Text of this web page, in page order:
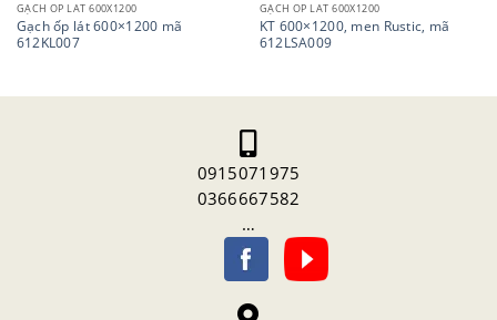
GẠCH ỐP LÁT 600X1200
Gạch ốp lát 600×1200 mã
612KL007
GẠCH ỐP LÁT 600X1200
KT 600×1200, men Rustic, mã
612LSA009
0915071975
0366667582
…